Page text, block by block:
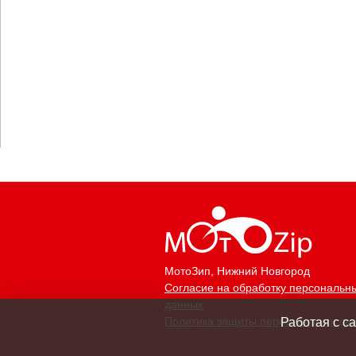
МотоЗип , Нижний Новгород
Согласие на обработку
данных
Политика защиты персональных
Работая с